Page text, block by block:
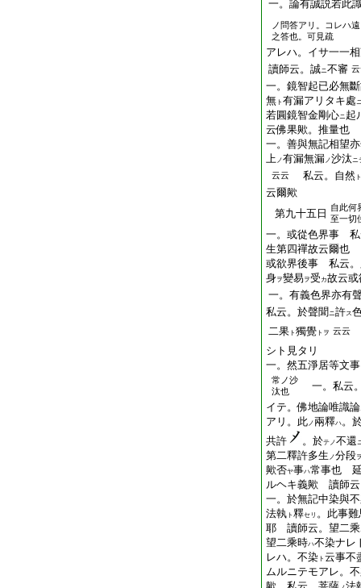
一。論有誠説若此
ノ問答アリ。コレハ遠
之答也。可見疏
アレハ。イサ一一
讀師云。誠ニ不審
一。鏡智起已必無
無 ト 有漏アリタキ處
若圓鏡智金剛心ニ起
云佛果歟。推量也
一。善與無記相望
上ノ有漏無漏ノ沙汰ニ
云云 私云。自然 ト
云爾歟
第九十五日
自此何
至一切
一。或從色界事 私
生第四禪故云爾也
或欲界後事 私云
身ヲ變易ヲ受 カ故云或
一。有義色界亦有
私云。於聲聞ニ許ス
二果 ト 獨覺 トヲ 云云
シト見タリ
一。然五淨居等文
常ノ沙
汰也
一。私云
イテ。佛地論唯識論
アリ。此ノ兩釋ハ。
共許
。於テノ不還
第二釋許多生 ノ分段
歟否ヤ事ハ常事也 延
ルヘキ義歟 讀師云
一。於無記中染與
法執 ト 釋セリ 。此事
耶 讀師云。望二乘
望二乘時ハ不染ナレ
レハ。不染 ト 云事不
ムルニテモアレ。